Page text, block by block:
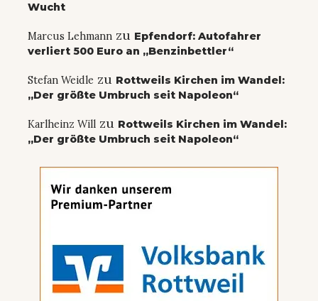
Wucht
Marcus Lehmann zu Epfendorf: Autofahrer
verliert 500 Euro an „Benzinbettler“
Stefan Weidle zu Rottweils Kirchen im Wandel:
„Der größte Umbruch seit Napoleon“
Karlheinz Will zu Rottweils Kirchen im Wandel:
„Der größte Umbruch seit Napoleon“